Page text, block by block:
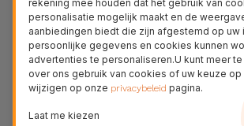
Drie-laagse bescherming met
siliconen kappen
Onze iPhone siliconen hoesjes
robuuste, kwalitatieve constructie
rekening mee houden dat het gebruik van
personalisatie mogelijk maakt en de
aanbiedingen biedt die zijn afgestemd op uw
persoonlijke gegevens en cookies kunnen
advertenties te personaliseren.U kunt meer
over ons gebruik van cookies of uw keuze
wijzigen op onze privacybeleid pagina.
Laat me kiezen